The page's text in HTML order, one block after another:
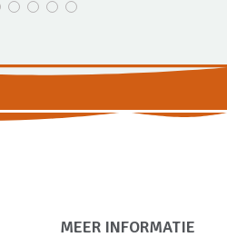
MEER INFORMATIE